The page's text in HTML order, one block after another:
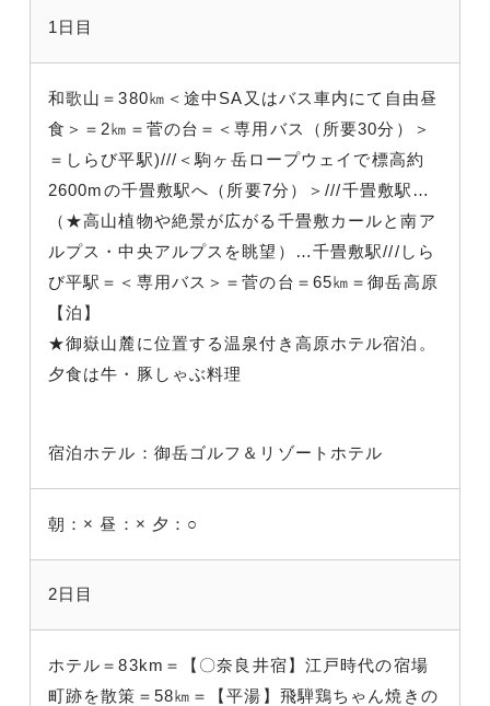
1日目
和歌山＝380㎞＜途中SA又はバス車内にて自由昼
食＞＝2㎞＝菅の台＝＜専用バス（所要30分）＞
＝しらび平駅)///＜駒ヶ岳ロープウェイで標高約
2600mの千畳敷駅へ（所要7分）＞///千畳敷駅…
（★高山植物や絶景が広がる千畳敷カールと南ア
ルプス・中央アルプスを眺望）…千畳敷駅///しら
び平駅＝＜専用バス＞＝菅の台＝65㎞＝御岳高原
【泊】
★御嶽山麓に位置する温泉付き高原ホテル宿泊。
夕食は牛・豚しゃぶ料理
宿泊ホテル：御岳ゴルフ＆リゾートホテル
朝：× 昼：× 夕：○
2日目
ホテル＝83km＝【〇奈良井宿】江戸時代の宿場
町跡を散策＝58㎞＝【平湯】飛騨鶏ちゃん焼きの